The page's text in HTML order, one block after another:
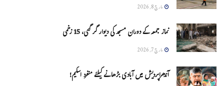
مارچ 8, 2026
نماز جمعہ کے دوران مسجد کی دیوار گر گئی، 15 زخمی
مارچ 7, 2026
آندھراپردیش میں آبادی بڑھانے کیلئے منفرد اسکیم!